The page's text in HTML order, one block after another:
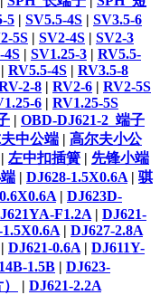
5 | SV5.5-4S | SV3.5-6
5S | SV2-4S | SV2-3
4S | SV1.25-3 | RV5.5-
| RV5.5-4S | RV3.5-8
2-8 | RV2-6 | RV2-5S
6 | RV1.25-5S
| OBD-DJ621-2_端子
中公端 | 高尔夫小公
| 左中扣插簧 | 先锋小端
| DJ628-1.5X0.6A | 骐
| DJ623D-
F1.2A | DJ621-
| DJ627-2.8A
| DJ621-0.6A | DJ611Y-
1.5B | DJ623-
| DJ621-2.2A